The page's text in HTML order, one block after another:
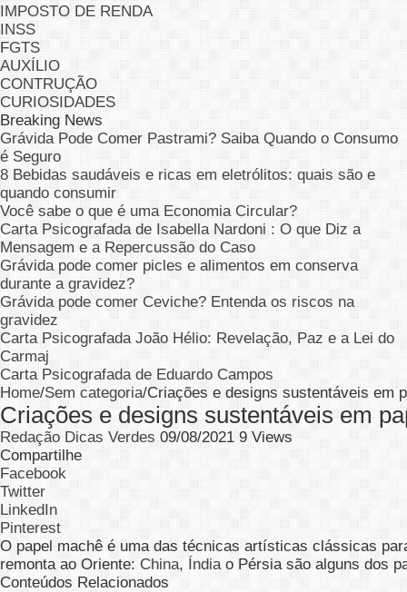
IMPOSTO DE RENDA
INSS
FGTS
AUXÍLIO
CONTRUÇÃO
CURIOSIDADES
Breaking News
Grávida Pode Comer Pastrami? Saiba Quando o Consumo
é Seguro
8 Bebidas saudáveis e ricas em eletrólitos: quais são e
quando consumir
Você sabe o que é uma Economia Circular?
Carta Psicografada de Isabella Nardoni : O que Diz a
Mensagem e a Repercussão do Caso
Grávida pode comer picles e alimentos em conserva
durante a gravidez?
Grávida pode comer Ceviche? Entenda os riscos na
gravidez
Carta Psicografada João Hélio: Revelação, Paz e a Lei do
Carmaj
Carta Psicografada de Eduardo Campos
Home/Sem categoria/Criações e designs sustentáveis ​​em
Criações e designs sustentáveis ​​em
Redação Dicas Verdes 09/08/2021 9 Views
Compartilhe
Facebook
Twitter
LinkedIn
Pinterest
O papel machê é uma das técnicas artísticas clássicas
remonta ao Oriente: China, Índiao Pérsia são alguns dos
Conteúdos Relacionados